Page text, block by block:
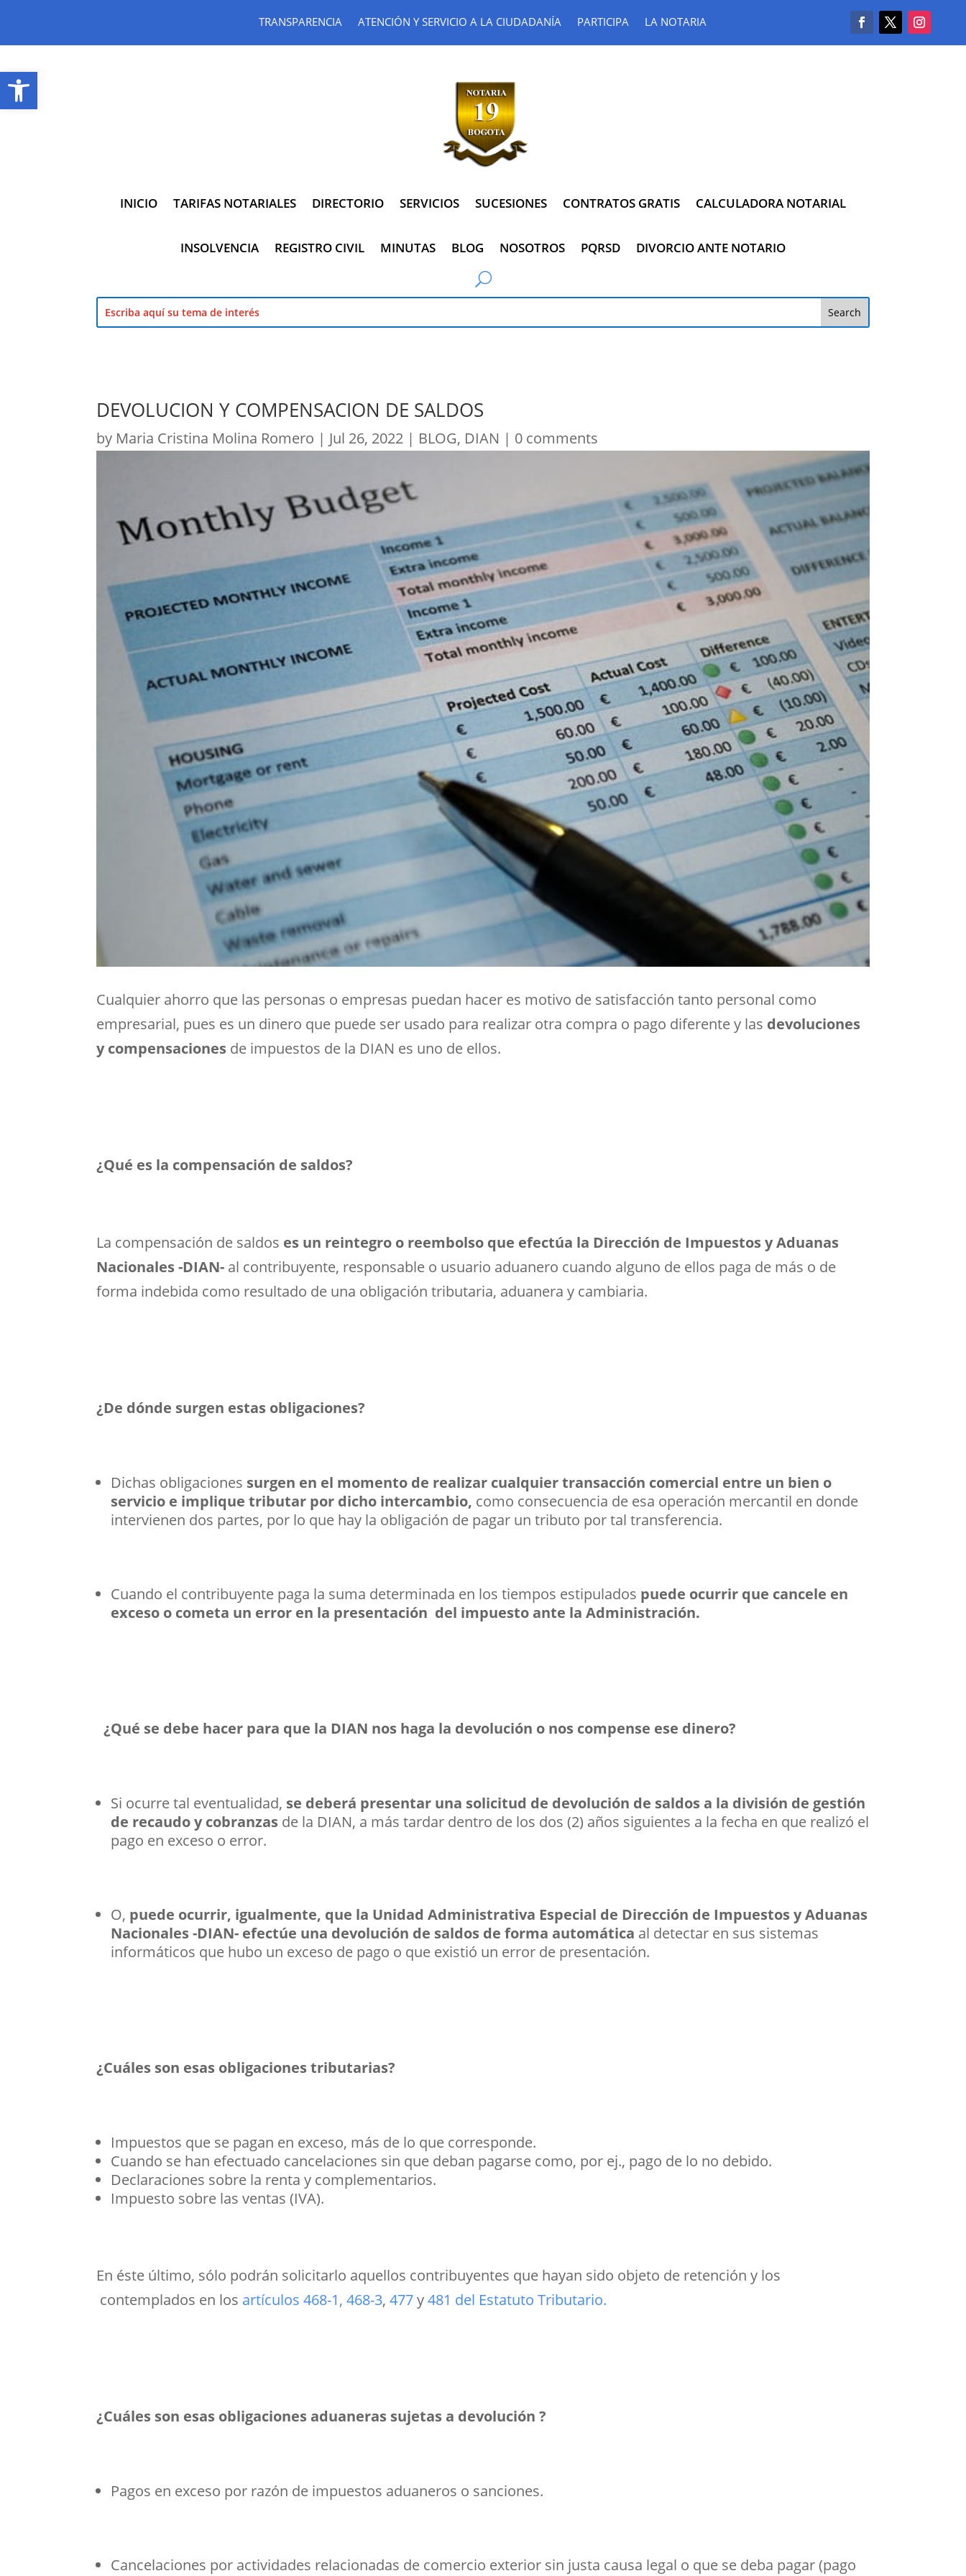
Abrir barra de herramientas
TRANSPARENCIA ATENCIÓN Y SERVICIO A LA CIUDADANÍA PARTICIPA LA NOTARIA
INICIO TARIFAS NOTARIALES DIRECTORIO SERVICIOS SUCESIONES CONTRATOS GRATIS CALCULADORA NOTARIAL
INSOLVENCIA REGISTRO CIVIL MINUTAS BLOG NOSOTROS PQRSD DIVORCIO ANTE NOTARIO
DEVOLUCION Y COMPENSACION DE SALDOS
by Maria Cristina Molina Romero | Jul 26, 2022 | BLOG, DIAN | 0 comments
Cualquier ahorro que las personas o empresas puedan hacer es motivo de satisfacción tanto personal como
empresarial, pues es un dinero que puede ser usado para realizar otra compra o pago diferente y las devoluciones
y compensaciones de impuestos de la DIAN es uno de ellos.
¿Qué es la compensación de saldos?
La compensación de saldos es un reintegro o reembolso que efectúa la Dirección de Impuestos y Aduanas
Nacionales -DIAN- al contribuyente, responsable o usuario aduanero cuando alguno de ellos paga de más o de
forma indebida como resultado de una obligación tributaria, aduanera y cambiaria.
¿De dónde surgen estas obligaciones?
Dichas obligaciones surgen en el momento de realizar cualquier transacción comercial entre un bien o
servicio e implique tributar por dicho intercambio, como consecuencia de esa operación mercantil en donde
intervienen dos partes, por lo que hay la obligación de pagar un tributo por tal transferencia.
Cuando el contribuyente paga la suma determinada en los tiempos estipulados puede ocurrir que cancele en
exceso o cometa un error en la presentación del impuesto ante la Administración.
¿Qué se debe hacer para que la DIAN nos haga la devolución o nos compense ese dinero?
Si ocurre tal eventualidad, se deberá presentar una solicitud de devolución de saldos a la división de gestión
de recaudo y cobranzas de la DIAN, a más tardar dentro de los dos (2) años siguientes a la fecha en que realizó el
pago en exceso o error.
O, puede ocurrir, igualmente, que la Unidad Administrativa Especial de Dirección de Impuestos y Aduanas
Nacionales -DIAN- efectúe una devolución de saldos de forma automática al detectar en sus sistemas
informáticos que hubo un exceso de pago o que existió un error de presentación.
¿Cuáles son esas obligaciones tributarias?
Impuestos que se pagan en exceso, más de lo que corresponde.
Cuando se han efectuado cancelaciones sin que deban pagarse como, por ej., pago de lo no debido.
Declaraciones sobre la renta y complementarios.
Impuesto sobre las ventas (IVA).
En éste último, sólo podrán solicitarlo aquellos contribuyentes que hayan sido objeto de retención y los
contemplados en los artículos 468-1, 468-3,477y481 del Estatuto Tributario.
¿Cuáles son esas obligaciones aduaneras sujetas a devolución ?
Pagos en exceso por razón de impuestos aduaneros o sanciones.
Cancelaciones por actividades relacionadas de comercio exterior sin justa causa legal o que se deba pagar (pago